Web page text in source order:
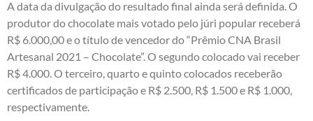
A data da divulgação do resultado final ainda será definida. O
produtor do chocolate mais votado pelo júri popular receberá
R$ 6.000,00 e o título de vencedor do “Prêmio CNA Brasil
Artesanal 2021 – Chocolate”. O segundo colocado vai receber
R$ 4.000. O terceiro, quarto e quinto colocados receberão
certificados de participação e R$ 2.500, R$ 1.500 e R$ 1.000,
respectivamente.